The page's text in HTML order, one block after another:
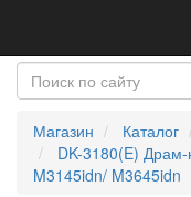
Магазин Каталог
DK-3180(E) Драм-
M3145idn/ M3645idn